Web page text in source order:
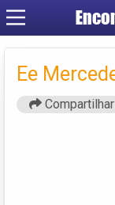
Ee
Compartilhar